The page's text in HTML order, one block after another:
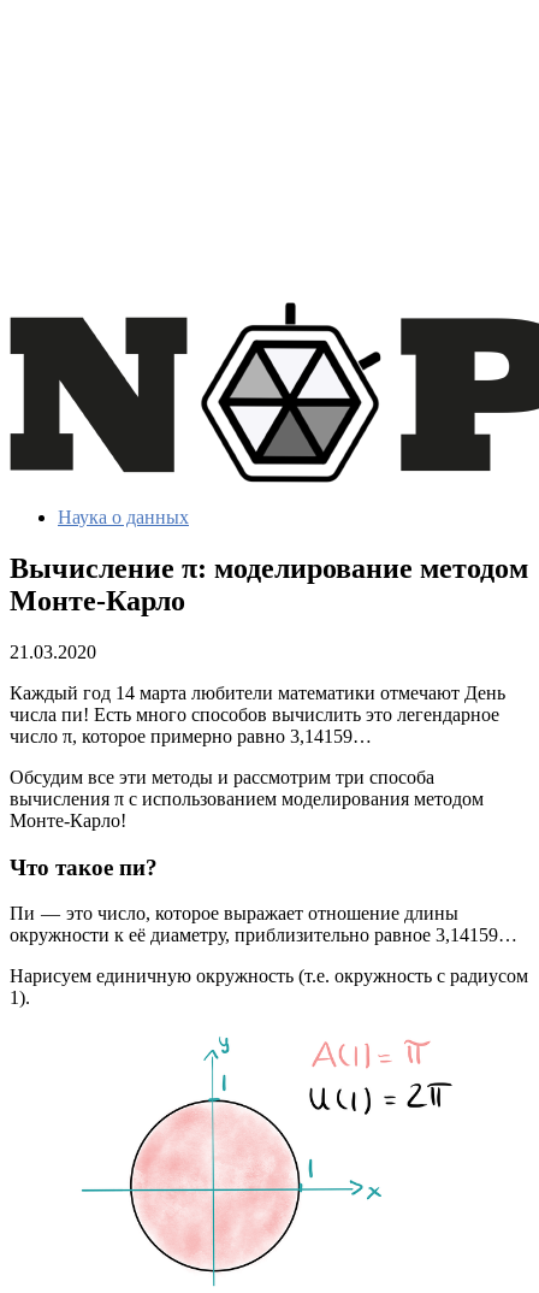
Наука о данных
Вычисление π: моделирование методом
Монте-Карло
21.03.2020
Каждый год 14 марта любители математики отмечают День
числа пи! Есть много способов вычислить это легендарное
число π, которое примерно равно 3,14159…
Обсудим все эти методы и рассмотрим три способа
вычисления π с использованием моделирования методом
Монте-Карло!
Что такое пи?
Пи — это число, которое выражает отношение длины
окружности к её диаметру, приблизительно равное 3,14159…
Нарисуем единичную окружность (т.е. окружность с радиусом
1).